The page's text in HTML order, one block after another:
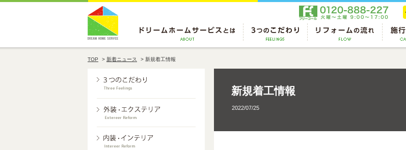
TOP > 新着ニュース > 新規着工情報
新規着工情報
2022/07/25